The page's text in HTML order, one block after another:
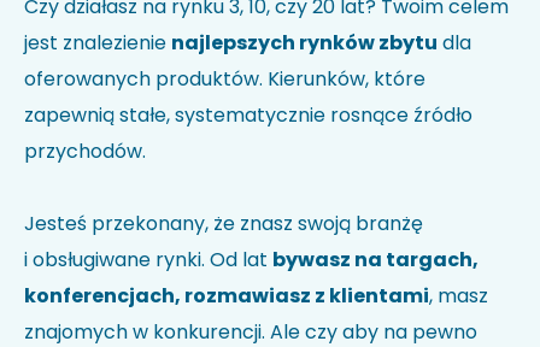
Akceptuję politykę prywatności i wyrażam zgodę na
przetwarzanie moich danych w celu udzielenia
odpowiedzi na przesłane zapytanie.
Czy działasz na rynku 3, 10, czy 20 lat? Twoim celem
jest znalezienie najlepszych rynków zbytu dla
oferowanych produktów. Kierunków, które
zapewnią stałe, systematycznie rosnące źródło
przychodów.
Jesteś przekonany, że znasz swoją branżę
i obsługiwane rynki. Od lat bywasz na targach,
konferencjach, rozmawiasz z klientami, masz
znajomych w konkurencji. Ale czy aby na pewno